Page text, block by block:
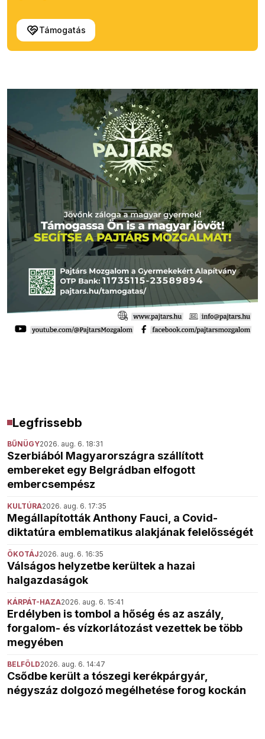
Támogatás
Legfrissebb
BŰNÜGY2026. aug. 6. 18:31
Szerbiából Magyarországra szállított
embereket egy Belgrádban elfogott
embercsempész
KULTÚRA2026. aug. 6. 17:35
Megállapították Anthony Fauci, a Covid-
diktatúra emblematikus alakjának felelősségét
ÖKOTÁJ2026. aug. 6. 16:35
Válságos helyzetbe kerültek a hazai
halgazdaságok
KÁRPÁT-HAZA2026. aug. 6. 15:41
Erdélyben is tombol a hőség és az aszály,
forgalom- és vízkorlátozást vezettek be több
megyében
BELFÖLD2026. aug. 6. 14:47
Csődbe került a tószegi kerékpárgyár,
négyszáz dolgozó megélhetése forog kockán